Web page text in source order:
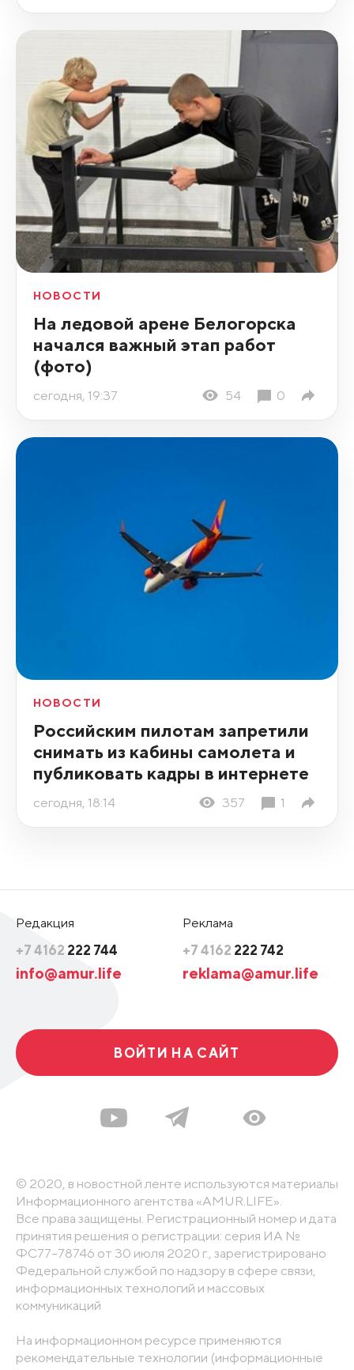
НОВОСТИ
На ледовой арене Белогорска
начался важный этап работ
(фото)
сегодня, 19:37 54 0
НОВОСТИ
Российским пилотам запретили
снимать из кабины самолета и
публиковать кадры в интернете
сегодня, 18:14 357 1
Редакция
+7 4162 222 744
info@amur.life
Реклама
+7 4162 222 742
reklama@amur.life
ВОЙТИ НА САЙТ
© 2020, в новостной ленте используются материалы
Информационного агентства «AMUR.LIFE».
Все права защищены. Регистрационный номер и дата
принятия решения о регистрации: серия ИА №
ФС77-78746 от 30 июля 2020 г., зарегистрировано
Федеральной службой по надзору в сфере связи,
информационных технологий и массовых
коммуникаций
На информационном ресурсе применяются
рекомендательные технологии (информационные